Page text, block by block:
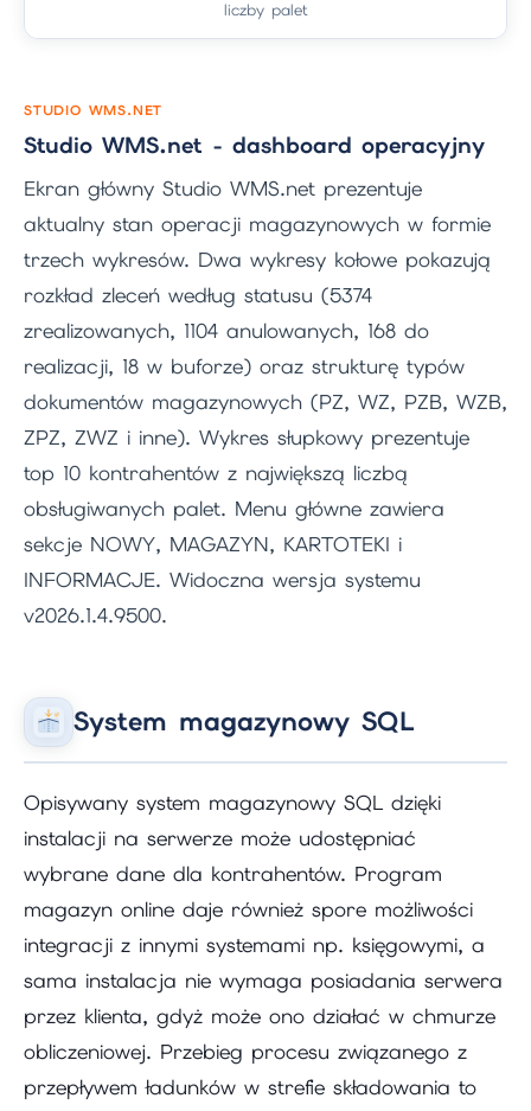
liczby palet
STUDIO WMS.NET
Studio WMS.net - dashboard operacyjny
Ekran główny Studio WMS.net prezentuje
aktualny stan operacji magazynowych w formie
trzech wykresów. Dwa wykresy kołowe pokazują
rozkład zleceń według statusu (5374
zrealizowanych, 1104 anulowanych, 168 do
realizacji, 18 w buforze) oraz strukturę typów
dokumentów magazynowych (PZ, WZ, PZB, WZB,
ZPZ, ZWZ i inne). Wykres słupkowy prezentuje
top 10 kontrahentów z największą liczbą
obsługiwanych palet. Menu główne zawiera
sekcje NOWY, MAGAZYN, KARTOTEKI i
INFORMACJE. Widoczna wersja systemu
v2026.1.4.9500.
System magazynowy SQL
Opisywany system magazynowy SQL dzięki
instalacji na serwerze może udostępniać
wybrane dane dla kontrahentów. Program
magazyn online daje również spore możliwości
integracji z innymi systemami np. księgowymi, a
sama instalacja nie wymaga posiadania serwera
przez klienta, gdyż może ono działać w chmurze
obliczeniowej. Przebieg procesu związanego z
przepływem ładunków w strefie składowania to